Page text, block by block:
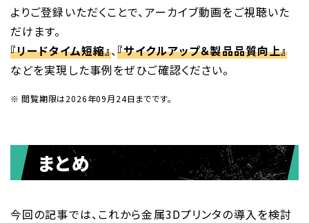
よりご登録いただくことで、アーカイブ動画をご視聴いた
だけます。
『リードタイム短縮』、『サイクルアップ＆製品品質向上』
などを実現した事例をぜひご確認ください。
閲覧期限は2026年09月24日までです。
まとめ
今回の記事では、これから金属3Dプリンタの導入を検討